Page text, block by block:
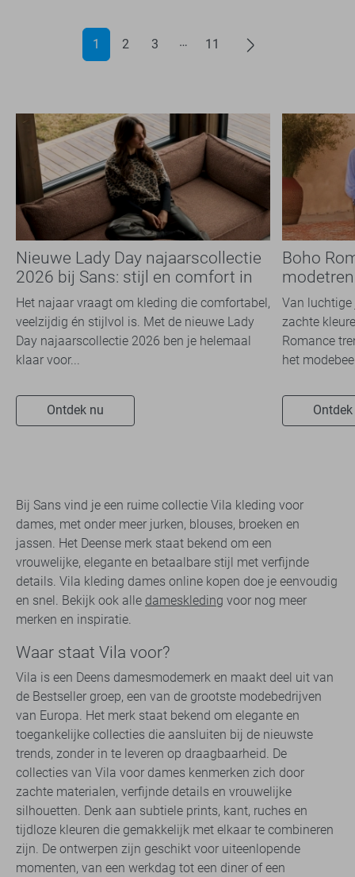
1 2 3 11
Nieuwe Lady Day najaarscollectie
2026 bij Sans: stijl en comfort in
travelkwaliteit
Het najaar vraagt om kleding die comfortabel,
veelzijdig én stijlvol is. Met de nieuwe Lady
Day najaarscollectie 2026 ben je helemaal
klaar voor...
Ontdek nu
Boho
overal
Van luchtige
zachte
Romance
het
Bij Sans vind je een ruime collectie Vila kleding voor
dames, met onder meer jurken, blouses, broeken en
jassen. Het Deense merk staat bekend om een
vrouwelijke, elegante en betaalbare stijl met verfijnde
details. Vila kleding dames online kopen doe je eenvoudig
en snel. Bekijk ook alle dameskleding voor nog meer
merken en inspiratie.
Waar staat Vila voor?
Vila is een Deens damesmodemerk en maakt deel uit van
de Bestseller groep, een van de grootste modebedrijven
van Europa. Het merk staat bekend om elegante en
toegankelijke collecties die aansluiten bij de nieuwste
trends, zonder in te leveren op draagbaarheid. De
collecties van Vila voor dames kenmerken zich door
zachte materialen, verfijnde details en vrouwelijke
silhouetten. Denk aan subtiele prints, kant, ruches en
tijdloze kleuren die gemakkelijk met elkaar te combineren
zijn. De ontwerpen zijn geschikt voor uiteenlopende
momenten, van een werkdag tot een diner of een